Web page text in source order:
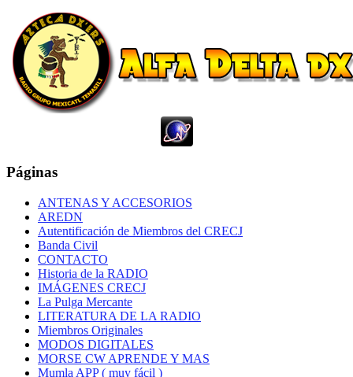
Páginas
ANTENAS Y ACCESORIOS
AREDN
Autentificación de Miembros del CRECJ
Banda Civil
CONTACTO
Historia de la RADIO
IMÁGENES CRECJ
La Pulga Mercante
LITERATURA DE LA RADIO
Miembros Originales
MODOS DIGITALES
MORSE CW APRENDE Y MAS
Mumla APP ( muy fácil )